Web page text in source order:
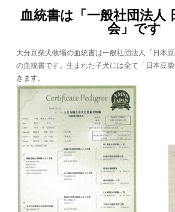
血統書は「一般社団法人
会」です
大分豆柴犬牧場の血統書は一般社団法人「日本
の血統書です。生まれた子犬には全て「日本豆
きます。